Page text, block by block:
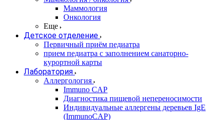
Маммология
Онкология
Еще
Детское отделение
Первичный приём педиатра
прием педиатра с заполнением санаторно-
курортной карты
Лаборатория
Аллергология
Immuno CAP
Диагностика пищевой непереносимости
Индивидуальные аллергены деревьев IgE
(ImmunoCAP)